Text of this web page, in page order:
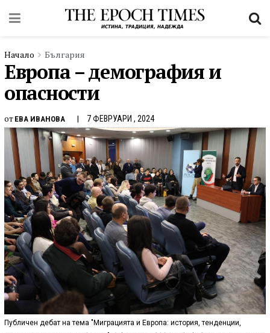
Начало България
Европа – демография и
опасности
от ЕВА ИВАНОВА 7 ФЕВРУАРИ , 2024
Публичен дебат на тема "Миграцията и Европа: история, тенденции,